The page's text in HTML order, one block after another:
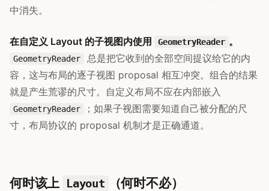
中消失。
在自定义 Layout 的子视图内使用 GeometryReader 。
GeometryReader
总是把它收到的全部空间提议给它的内
容，这与布局的逐子视图 proposal 相互冲突。组合的结果
就是产生荒谬的尺寸。自定义布局不应在内部嵌入
GeometryReader
；如果子视图需要知道自己被分配的尺
寸，布局协议的 proposal 机制才是正确通道。
何时该上 Layout （何时不必）